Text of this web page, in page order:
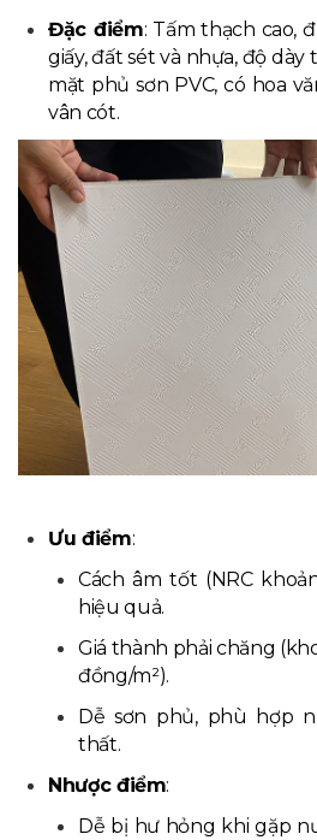
Đặc điểm: Tấm thạch cao,
giấy, đất sét và nhựa, độ dày
mặt phủ sơn PVC, có hoa
vân cót.
Ưu điểm:
Cách âm tốt (NRC
hiệu quả.
Giá thành phải chăng
đồng/m²).
Dễ sơn phủ, phù hợp
thất.
Nhược điểm:
Dễ bị hư hỏng khi gặp